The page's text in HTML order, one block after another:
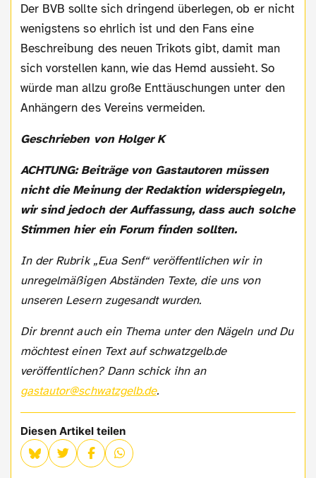
Der BVB sollte sich dringend überlegen, ob er nicht
wenigstens so ehrlich ist und den Fans eine
Beschreibung des neuen Trikots gibt, damit man
sich vorstellen kann, wie das Hemd aussieht. So
würde man allzu große Enttäuschungen unter den
Anhängern des Vereins vermeiden.
Geschrieben von Holger K
ACHTUNG: Beiträge von Gastautoren müssen
nicht die Meinung der Redaktion widerspiegeln,
wir sind jedoch der Auffassung, dass auch solche
Stimmen hier ein Forum finden sollten.
In der Rubrik „Eua Senf“ veröffentlichen wir in
unregelmäßigen Abständen Texte, die uns von
unseren Lesern zugesandt wurden.
Dir brennt auch ein Thema unter den Nägeln und Du
möchtest einen Text auf schwatzgelb.de
veröffentlichen? Dann schick ihn an
gastautor@schwatzgelb.de.
Diesen Artikel teilen